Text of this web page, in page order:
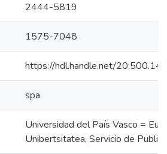
2444-5819
1575-7048
https://hdl.handle.net/
spa
Universidad del País Vasco =
Unibertsitatea, Servicio de